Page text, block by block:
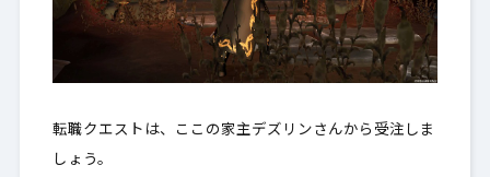
転職クエストは、ここの家主デズリンさんから受注しま
しょう。